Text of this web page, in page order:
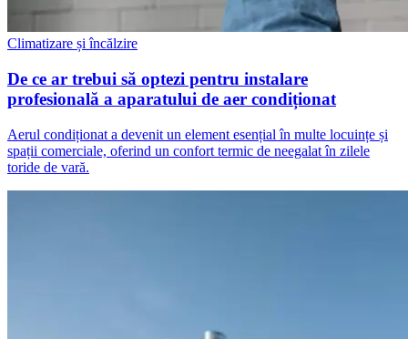
Climatizare și încălzire
De ce ar trebui să optezi pentru instalare
profesională a aparatului de aer condiționat
Aerul condiționat a devenit un element esențial în multe locuințe și
spații comerciale, oferind un confort termic de neegalat în zilele
toride de vară.